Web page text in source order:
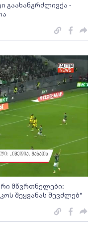
გაახანგრძლივქა -
მწვრთნელები:
შეყვანას შევძლებ"